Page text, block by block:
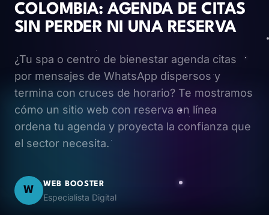
COLOMBIA: AGENDA DE CITAS
SIN PERDER NI UNA RESERVA
¿Tu spa o centro de bienestar agenda citas
por mensajes de WhatsApp dispersos y
termina con cruces de horario? Te mostramos
cómo un sitio web con reserva en línea
ordena tu agenda y proyecta la confianza que
el sector necesita.
W
WEB BOOSTER
Especialista Digital